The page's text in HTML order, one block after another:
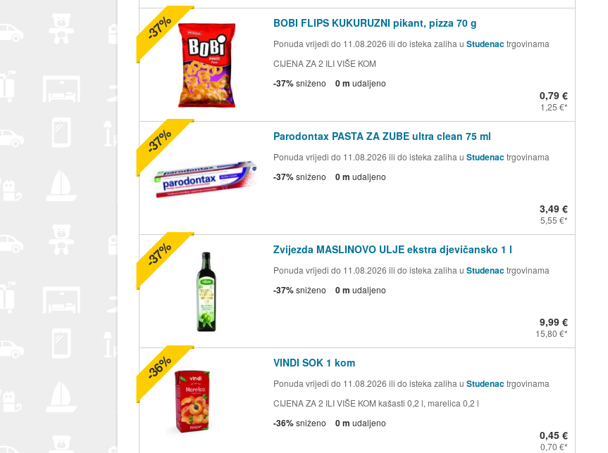
BOBI FLIPS KUKURUZNI pikant, pizza 70 g
Ponuda vrijedi do 11.08.2026 ili do isteka zaliha u Studenactrgovinama
CIJENA ZA 2 ILI VIŠE KOM
-37%sniženo 0 m udaljeno
0,79 €
1,25 €
-37%
Parodontax PASTA ZA ZUBE ultra clean 75 ml
Ponuda vrijedi do 11.08.2026 ili do isteka zaliha u Studenactrgovinama
-37%sniženo 0 m udaljeno
3,49 €
5,55 €
-37%
Zvijezda MASLINOVO ULJE ekstra djevičansko 1 l
Ponuda vrijedi do 11.08.2026 ili do isteka zaliha u Studenactrgovinama
-37%sniženo 0 m udaljeno
9,99 €
15,80 €
-37%
VINDI SOK 1 kom
Ponuda vrijedi do 11.08.2026 ili do isteka zaliha u Studenactrgovinama
CIJENA ZA 2 ILI VIŠE KOM kašasti 0,2 l, marelica 0,2 l
-36%sniženo 0 m udaljeno
0,45 €
0,70 €
-36%